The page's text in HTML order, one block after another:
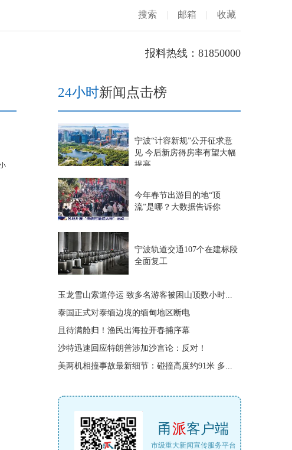
搜索 | 邮箱 | 收藏
报料热线：81850000
24小时新闻点击榜
宁波“计容新规”公开征求意
见 今后新房得房率有望大幅
提高
今年春节出游目的地“顶
流”是哪？大数据告诉你
宁波轨道交通107个在建标段
全面复工
玉龙雪山索道停运 致多名游客被困山顶数小时...
泰国正式对泰缅边境的缅甸地区断电
且待满舱归！渔民出海拉开春捕序幕
沙特迅速回应特朗普涉加沙言论：反对！
美两机相撞事故最新细节：碰撞高度约91米 多...
甬派客户端
市级重大新闻宣传服务平台